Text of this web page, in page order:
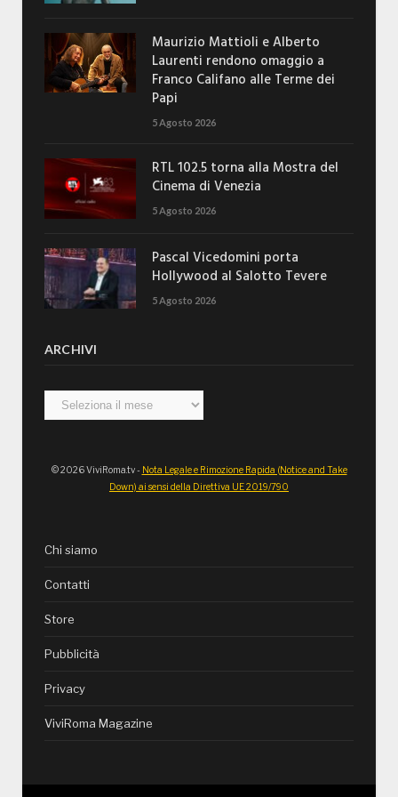
Maurizio Mattioli e Alberto
Laurenti rendono omaggio a
Franco Califano alle Terme dei
Papi
5 Agosto 2026
RTL 102.5 torna alla Mostra del
Cinema di Venezia
5 Agosto 2026
Pascal Vicedomini porta
Hollywood al Salotto Tevere
5 Agosto 2026
ARCHIVI
Archivi
© 2026 ViviRoma.tv - Nota Legale e Rimozione Rapida (Notice and Take
Down) ai sensi della Direttiva UE 2019/790
Chi siamo
Contatti
Store
Pubblicità
Privacy
ViviRoma Magazine